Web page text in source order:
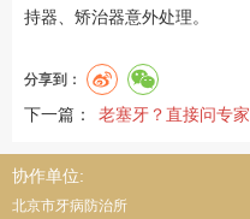
持器、矫治器意外处理。
分享到：
下一篇： 老塞牙？直接问专家
协作单位:
北京市牙病防治所